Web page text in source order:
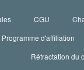
CGU
Programme d'affiliation
Rétractation du